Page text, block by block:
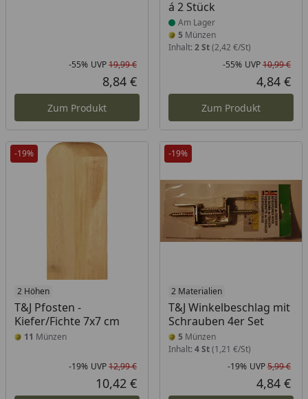
Rabatt in Prozent
-55%
Ursprünglicher Preis
UVP19,99 €
Aktueller Preis
8,84 €
Zum Produkt
á 2 Stück
Am Lager
5 Münzen
Inhalt: 2 St(2,42 €/St)
-55% UVP10,99 €
4,84 €
Zum Produkt
-19%
2 Höhen
T&J Pfosten -
Kiefer/Fichte 7x7 cm
11 Münzen
Rabatt in Prozent
-19%
Ursprünglicher Preis
UVP12,99 €
Aktueller Preis
10,42 €
-19%
2 Materialien
T&J Winkelbeschlag mit
Schrauben 4er Set
5 Münzen
Inhalt: 4 St(1,21 €/St)
-19% UVP5,99 €
4,84 €